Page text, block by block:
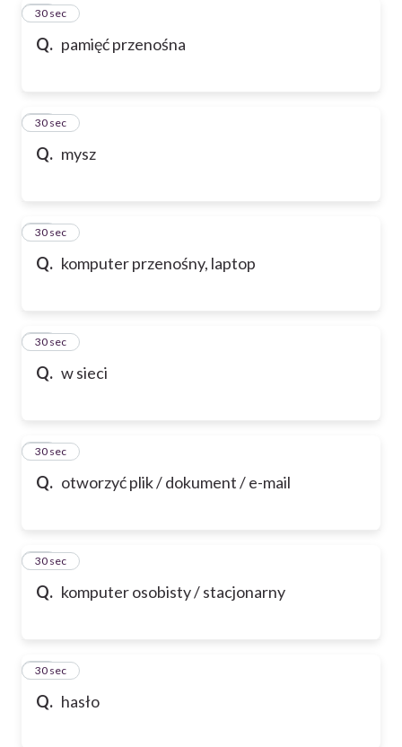
Q. pamięć przenośna
27
30 sec
Q. mysz
28
30 sec
Q. komputer przenośny, laptop
29
30 sec
Q. w sieci
30
30 sec
Q. otworzyć plik / dokument / e-mail
31
30 sec
Q. komputer osobisty / stacjonarny
32
30 sec
Q. hasło
33
30 sec